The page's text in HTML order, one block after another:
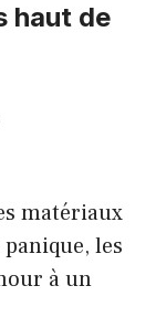
haut de
matériaux
panique, les
à un